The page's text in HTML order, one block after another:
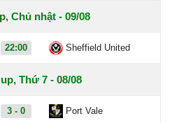
Chủ nhật - 09/08
22:00 Sheffield United
Thứ 7 - 08/08
3 - 0 Port Vale